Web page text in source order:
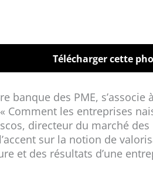
Télécharger cette
banque des PME,
Comment les entreprises
directeur du marché
sur la notion de
et des résultats d’une